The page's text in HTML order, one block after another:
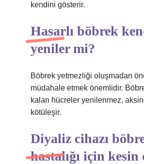
kendini gösterir.
Hasarlı böbrek
yeniler mi?
Böbrek yetmezliği oluşmadan
müdahale etmek önemlidir.
kalan hücreler yenilenmez,
kötüleşir.
Diyaliz cihazı
hastalığı için kesin